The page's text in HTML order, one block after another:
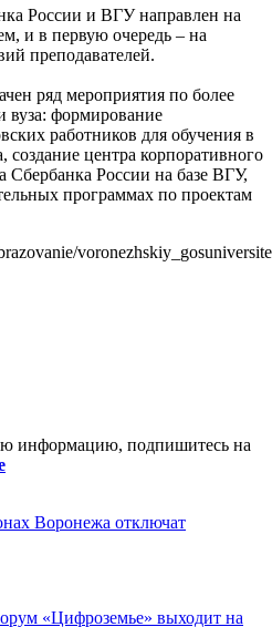
России и ВГУ направлен на
и в первую очередь – на
преподавателей.
ряд мероприятия по более
вуза: формирование
работников для обучения в
создание центра корпоративного
Сбербанка России на базе ВГУ,
программах по проектам
информацию, подпишитесь на
Воронежа отключат
«Цифроземье» выходит на